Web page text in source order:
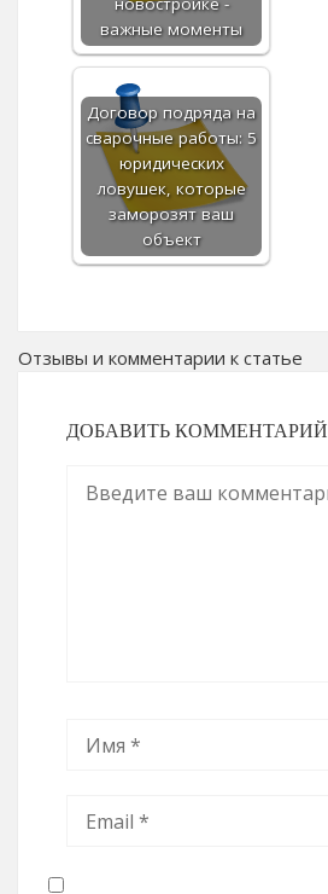
важные моменты
Договор подряда на
сварочные работы: 5
юридических
ловушек, которые
заморозят ваш
объект
Отзывы и комментарии к статье
ДОБАВИТЬ КОММЕНТАРИЙ